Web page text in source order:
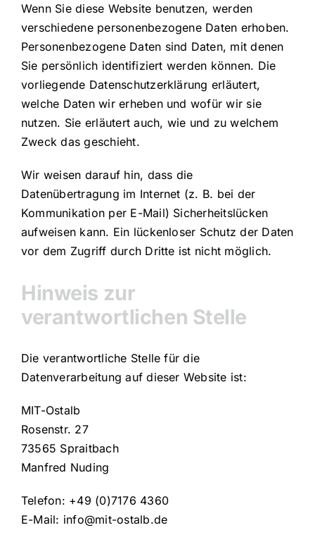
Wenn Sie diese Website benutzen, werden
verschiedene personenbezogene Daten erhoben.
Personenbezogene Daten sind Daten, mit denen
Sie persönlich identifiziert werden können. Die
vorliegende Datenschutzerklärung erläutert,
welche Daten wir erheben und wofür wir sie
nutzen. Sie erläutert auch, wie und zu welchem
Zweck das geschieht.
Wir weisen darauf hin, dass die
Datenübertragung im Internet (z. B. bei der
Kommunikation per E-Mail) Sicherheitslücken
aufweisen kann. Ein lückenloser Schutz der Daten
vor dem Zugriff durch Dritte ist nicht möglich.
Hinweis zur
verantwortlichen Stelle
Die verantwortliche Stelle für die
Datenverarbeitung auf dieser Website ist:
MIT-Ostalb
Rosenstr. 27
73565 Spraitbach
Manfred Nuding
Telefon: +49 (0)7176 4360
E-Mail: info@mit-ostalb.de